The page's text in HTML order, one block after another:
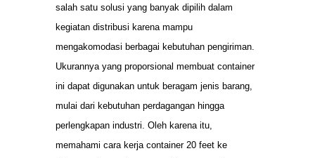
salah satu solusi yang banyak dipilih dalam
kegiatan distribusi karena mampu
mengakomodasi berbagai kebutuhan pengiriman.
Ukurannya yang proporsional membuat container
ini dapat digunakan untuk beragam jenis barang,
mulai dari kebutuhan perdagangan hingga
perlengkapan industri. Oleh karena itu,
memahami cara kerja container 20 feet ke